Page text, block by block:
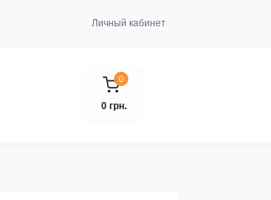
Личный кабинет
0
0 грн.